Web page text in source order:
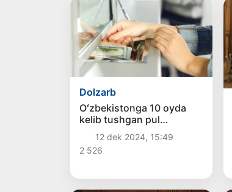
Dolzarb
Oʻzbekistonga 10 oyda
kelib tushgan pul
oʻtkazmalari 12,6 milliard
dollarni tashkil qildi
12 dek 2024, 15:49
2 526